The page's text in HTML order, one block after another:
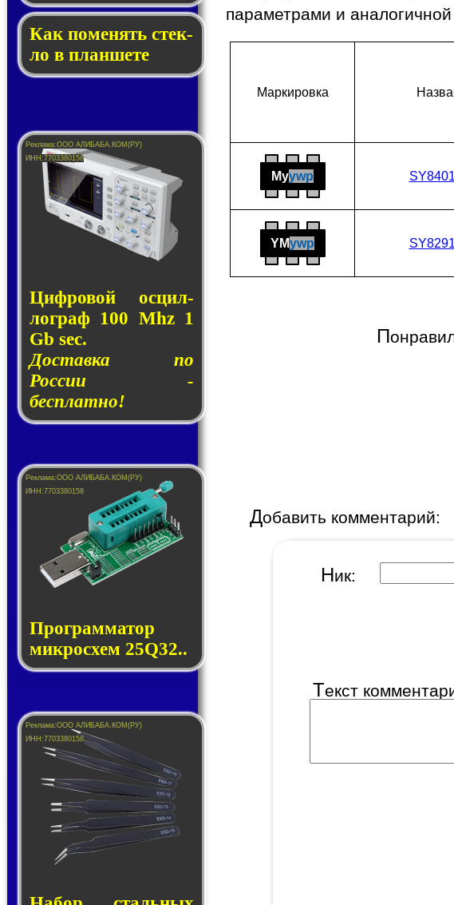
Как по­ме­нять стек­
ло в планшете
Циф­ро­вой ос­цил­
лог­раф 100 Mhz 1
Gb sec.
Доставка по
России -
бесплатно!
Прог­рам­ма­тор
мик­ро­схем 25Q32..
параметрами и
Мар­ки­ров­ка
Myywp
YMywp
П
Добавить комментарий:
Ник:
Текст